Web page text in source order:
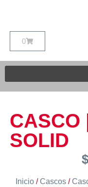
0
CASCO
SOLID
$
Inicio/Cascos/